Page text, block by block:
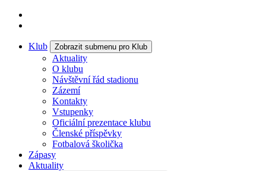
Klub Zobrazit submenu pro Klub
Aktuality
O klubu
Návštěvní řád stadionu
Zázemí
Kontakty
Vstupenky
Oficiální prezentace klubu
Členské příspěvky
Fotbalová školička
Zápasy
Aktuality